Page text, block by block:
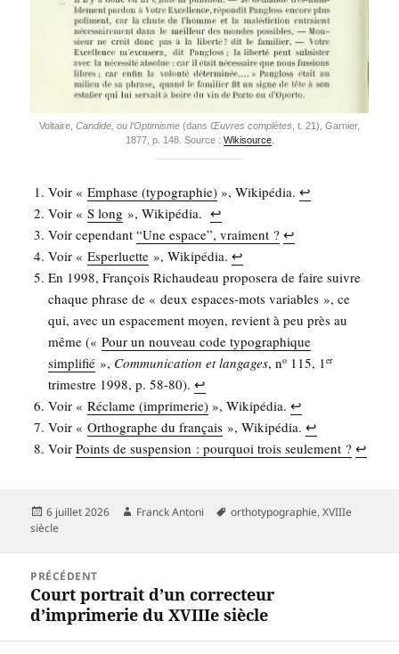
Vol­taire, Can­dide, ou l’Op­ti­misme (dans Œuvres com­plètes , t. 21), Gar­nier,
1877, p. 148. Source : Wiki­source.
Voir «Emphase (typo­gra­phie) », Wiki­pé­dia.↩︎
Voir «S long », Wiki­pé­dia.↩︎
Voir cepen­dant“Une espace”, vrai­ment ? ↩︎
Voir «Esper­luette », Wiki­pé­dia.↩︎
En 1998, Fran­çois Richau­deau pro­po­se­ra de faire suivre
chaque phrase de « deux espaces-mots variables », ce
qui, avec un espa­ce­ment moyen, revient à peu près au
même («Pour un nou­veau code typo­gra­phique
sim­pli­fié », Com­mu­ni­ca­tion et lan­gages, no 115, 1er
tri­mestre 1998, p. 58-80).↩︎
Voir «Réclame (impri­me­rie) », Wiki­pé­dia.↩︎
Voir «Ortho­graphe du fran­çais », Wiki­pé­dia.↩︎
VoirPoints de sus­pen­sion : pour­quoi trois seule­ment ? ↩︎
Publié
le
6 juillet 2026 Auteur
Franck Antoni
Mots-
orthotypographie,XVIIIe
siècle
l’article
PRÉCÉDENT
Article
précédent :
Court portrait d’un correcteur
d’imprimerie du XVIIIe siècle